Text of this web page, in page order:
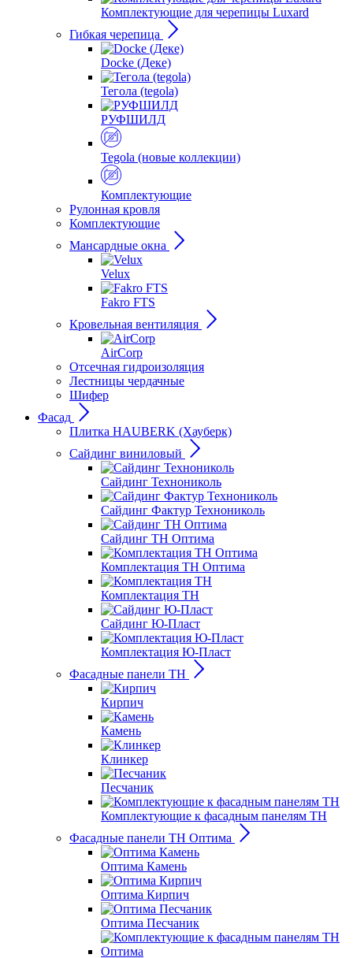
Комплектующие для черепицы Luxard
Гибкая черепица
Docke (Деке)
Тегола (tegola)
РУФШИЛД
Tegola (новые коллекции)
Комплектующие
Рулонная кровля
Комплектующие
Мансардные окна
Velux
Fakro FTS
Кровельная вентиляция
AirCorp
Отсечная гидроизоляция
Лестницы чердачные
Шифер
Фасад
Плитка HAUBERK (Хауберк)
Сайдинг виниловый
Сайдинг Технониколь
Сайдинг Фактур Технониколь
Сайдинг ТН Оптима
Комплектация ТН Оптима
Комплектация ТН
Сайдинг Ю-Пласт
Комплектация Ю-Пласт
Фасадные панели ТН
Кирпич
Камень
Клинкер
Песчаник
Комплектующие к фасадным панелям ТН
Фасадные панели ТН Оптима
Оптима Камень
Оптима Кирпич
Оптима Песчаник